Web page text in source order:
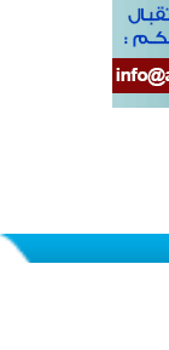
في أزناكاييف
للشباب المسلمين